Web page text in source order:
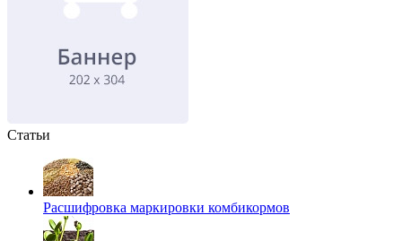
Статьи
Расшифровка маркировки комбикормов